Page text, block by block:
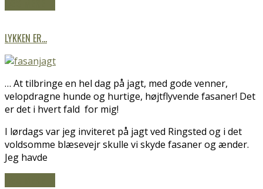
LYKKEN ER…
… At tilbringe en hel dag på jagt, med gode venner,
velopdragne hunde og hurtige, højtflyvende fasaner! Det
er det i hvert fald for mig!
I lørdags var jeg inviteret på jagt ved Ringsted og i det
voldsomme blæsevejr skulle vi skyde fasaner og ænder.
Jeg havde